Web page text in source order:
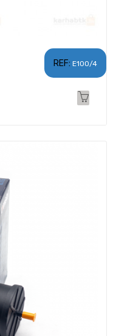
REF: E100/4